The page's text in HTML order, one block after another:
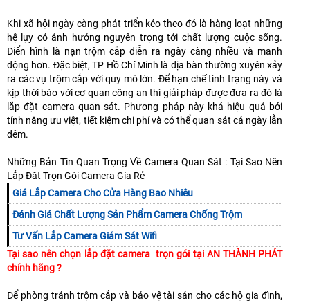
Khi xã hội ngày càng phát triển kéo theo đó là hàng loạt những
hệ lụy có ảnh hưởng nguyên trọng tới chất lượng cuộc sống.
Điển hình là nạn trộm cắp diễn ra ngày càng nhiều và manh
động hơn. Đặc biệt, TP Hồ Chí Minh là địa bàn thường xuyên xảy
ra các vụ trộm cắp với quy mô lớn. Để hạn chế tình trạng này và
kịp thời báo với cơ quan công an thì giải pháp được đưa ra đó là
lắp đặt camera quan sát. Phương pháp này khá hiệu quả bới
tính năng ưu việt, tiết kiệm chi phí và có thể quan sát cả ngày lẫn
đêm.
Những Bản Tin Quan Trọng Về Camera Quan Sát : Tại Sao Nên
Lắp Đăt Trọn Gói Camera Gía Rẻ
Giá Lắp Camera Cho Cửa Hàng Bao Nhiêu
Đánh Giá Chất Lượng Sản Phẩm Camera Chống Trộm
Tư Vấn Lắp Camera Giám Sát Wifi
Tại sao nên chọn lắp đặt camera trọn gói tại AN THÀNH PHÁT
chính hãng ?
Để phòng tránh trộm cắp và bảo vệ tài sản cho các hộ gia đình,